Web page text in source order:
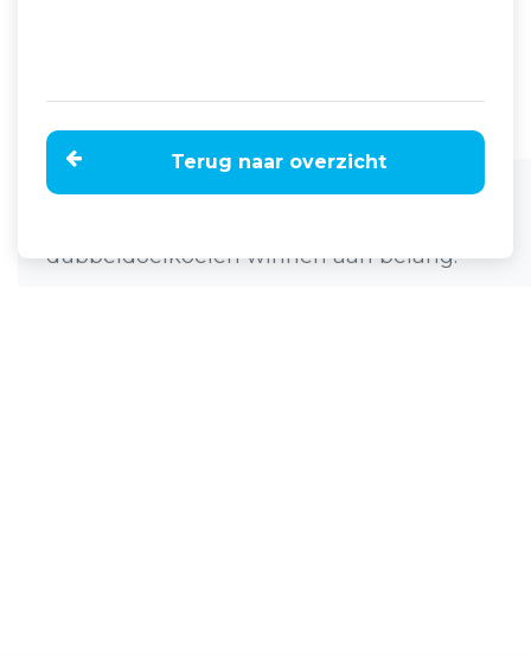
Home
Nieuws
dubbeldoelkoeien winnen aan belang.
Terug naar overzicht